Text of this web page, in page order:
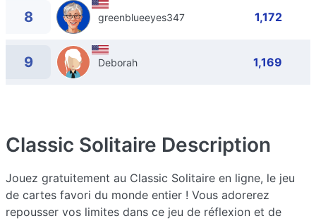
8 greenblueeyes347 1,172
9 Deborah 1,169
Classic Solitaire Description
Jouez gratuitement au Classic Solitaire en ligne, le jeu
de cartes favori du monde entier ! Vous adorerez
repousser vos limites dans ce jeu de réflexion et de